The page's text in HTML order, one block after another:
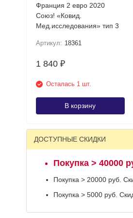
Франция 2 евро 2020
Союз! «Ковид.
Мед.исследования» тип 3
Артикул: 18361
1 840 ₽
Осталась 1 шт.
В корзину
ДОСТУПНЫЕ СКИДКИ
Покупка > 40000
Покупка > 20000 руб.
Покупка > 5000 руб.